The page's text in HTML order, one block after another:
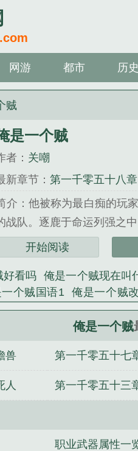
网游 都市 历史
贼
是一个贼
者： 关嘲
新章节：第一千零五十八
介：他被称为最白痴的玩
战队。逐鹿于命运列强之
俺是一个贼》是关嘲精心创
开始阅读
好看吗 俺是一个贼现在叫
个贼国语1 俺是一个贼
俺是一个贼关嘲 我是个贼
俺是一个贼TXT 俺是一个
俺是一个贼
兽 第一千零五十七
人 第一千零五十三
职业武器属性一